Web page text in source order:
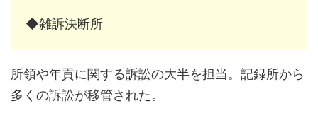
◆雑訴決断所
所領や年貢に関する訴訟の大半を担当。記録所から
多くの訴訟が移管された。